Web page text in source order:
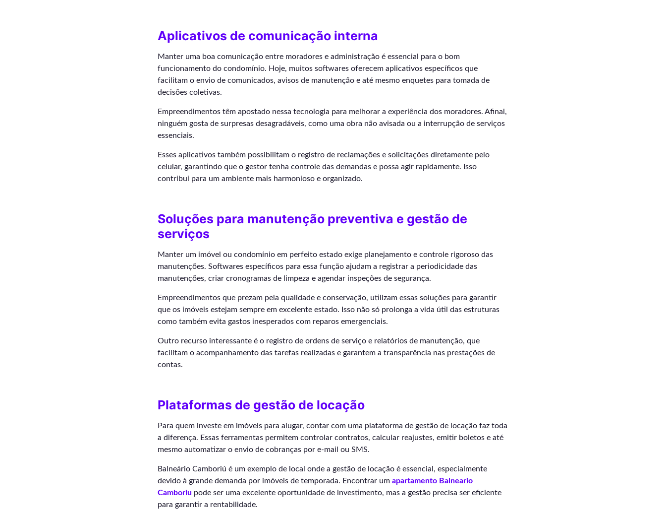
Aplicativos de comunicação interna
Manter uma boa comunicação entre moradores e administração é essencial para o bom
funcionamento do condomínio. Hoje, muitos softwares oferecem aplicativos específicos que
facilitam o envio de comunicados, avisos de manutenção e até mesmo enquetes para tomada de
decisões coletivas.
Empreendimentos têm apostado nessa tecnologia para melhorar a experiência dos moradores. Afinal,
ninguém gosta de surpresas desagradáveis, como uma obra não avisada ou a interrupção de serviços
essenciais.
Esses aplicativos também possibilitam o registro de reclamações e solicitações diretamente pelo
celular, garantindo que o gestor tenha controle das demandas e possa agir rapidamente. Isso
contribui para um ambiente mais harmonioso e organizado.
Soluções para manutenção preventiva e gestão de
serviços
Manter um imóvel ou condomínio em perfeito estado exige planejamento e controle rigoroso das
manutenções. Softwares específicos para essa função ajudam a registrar a periodicidade das
manutenções, criar cronogramas de limpeza e agendar inspeções de segurança.
Empreendimentos que prezam pela qualidade e conservação, utilizam essas soluções para garantir
que os imóveis estejam sempre em excelente estado. Isso não só prolonga a vida útil das estruturas
como também evita gastos inesperados com reparos emergenciais.
Outro recurso interessante é o registro de ordens de serviço e relatórios de manutenção, que
facilitam o acompanhamento das tarefas realizadas e garantem a transparência nas prestações de
contas.
Plataformas de gestão de locação
Para quem investe em imóveis para alugar, contar com uma plataforma de gestão de locação faz toda
a diferença. Essas ferramentas permitem controlar contratos, calcular reajustes, emitir boletos e até
mesmo automatizar o envio de cobranças por e-mail ou SMS.
Balneário Camboriú é um exemplo de local onde a gestão de locação é essencial, especialmente
devido à grande demanda por imóveis de temporada. Encontrar um apartamento Balneario
Camboriu pode ser uma excelente oportunidade de investimento, mas a gestão precisa ser eficiente
para garantir a rentabilidade.